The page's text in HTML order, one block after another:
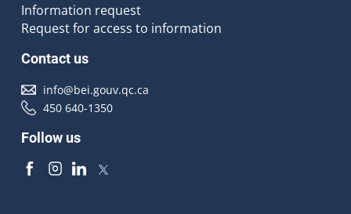
Information request
Request for access to information
Contact us
info@bei.gouv.qc.ca
450 640-1350
Follow us